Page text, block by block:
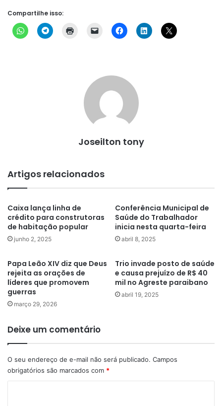
Compartilhe isso:
Joseilton tony
Artigos relacionados
Caixa lança linha de
crédito para construtoras
de habitação popular
junho 2, 2025
Conferência Municipal de
Saúde do Trabalhador
inicia nesta quarta-feira
abril 8, 2025
Papa Leão XIV diz que Deus
rejeita as orações de
líderes que promovem
guerras
março 29, 2026
Trio invade posto de saúde
e causa prejuízo de R$ 40
mil no Agreste paraibano
abril 19, 2025
Deixe um comentário
O seu endereço de e-mail não será publicado. Campos
obrigatórios são marcados com *